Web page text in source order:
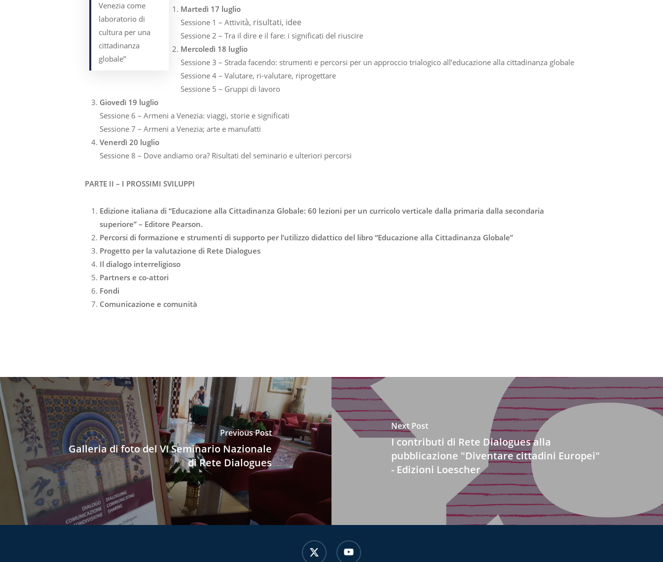
Venezia come
laboratorio di
cultura per una
cittadinanza
globale”
Martedì 17 luglio
Sessione 1 – Attività, risultati, idee
Sessione 2 – Tra il dire e il fare: i significati del riuscire
Mercoledì 18 luglio
Sessione 3 – Strada facendo: strumenti e percorsi per un approccio trialogico all’educazione alla cittadinanza globale
Sessione 4 – Valutare, ri-valutare, riprogettare
Sessione 5 – Gruppi di lavoro
Giovedì 19 luglio
Sessione 6 – Armeni a Venezia: viaggi, storie e significati
Sessione 7 – Armeni a Venezia; arte e manufatti
Venerdì 20 luglio
Sessione 8 – Dove andiamo ora? Risultati del seminario e ulteriori percorsi
PARTE II – I PROSSIMI SVILUPPI
Edizione italiana di “Educazione alla Cittadinanza Globale: 60 lezioni per un curricolo verticale dalla primaria dalla secondaria
superiore” – Editore Pearson.
Percorsi di formazione e strumenti di supporto per l’utilizzo didattico del libro “Educazione alla Cittadinanza Globale”
Progetto per la valutazione di Rete Dialogues
Il dialogo interreligioso
Partners e co-attori
Fondi
Comunicazione e comunità
Previous Post
Galleria di foto del VI Seminario Nazionale
di Rete Dialogues
Next Post
I contributi di Rete Dialogues alla
pubblicazione "Diventare cittadini Europei"
- Edizioni Loescher
x-
twitter
youtube